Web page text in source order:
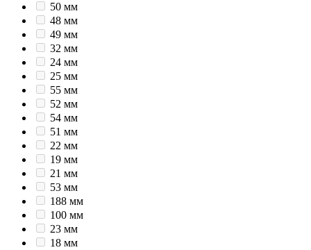
50 мм
48 мм
49 мм
32 мм
24 мм
25 мм
55 мм
52 мм
54 мм
51 мм
22 мм
19 мм
21 мм
53 мм
188 мм
100 мм
23 мм
18 мм